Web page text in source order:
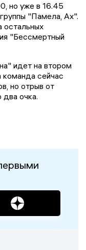
но уже в 16.45
"Памела, Ах".
остальных
"Бессмертный
идет на втором
команда сейчас
но отрыв от
два очка.